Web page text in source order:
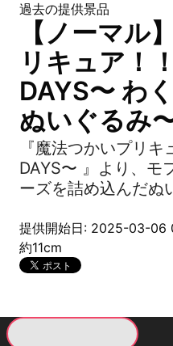
過去の提供景品
【ノーマル
リキュア！
DAYS〜 わ
ぬいぐるみ
『魔法つかいプリ
DAYS〜 』より、モ
ーズを詰め込んだぬ
提供開始日: 2025-03-06
約11cm